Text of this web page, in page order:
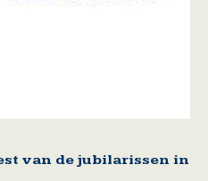
van de jubilarissen in